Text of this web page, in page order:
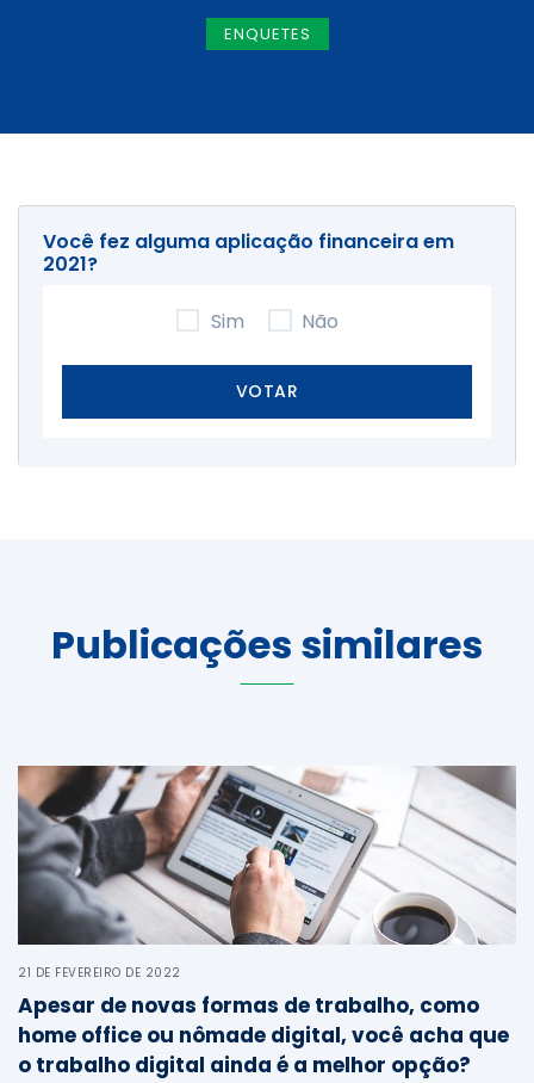
ENQUETES
Você fez alguma aplicação financeira em
2021?
Sim Não
VOTAR
Publicações similares
;
21 DE FEVEREIRO DE 2022
Apesar de novas formas de trabalho, como
home office ou nômade digital, você acha que
o trabalho digital ainda é a melhor opção?